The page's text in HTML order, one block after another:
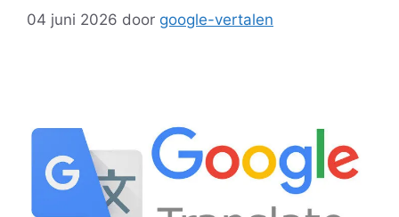
04 juni 2026 door google-vertalen